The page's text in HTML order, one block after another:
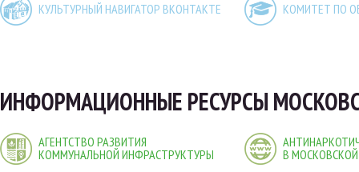
КУЛЬТУРНЫЙ НАВИГАТОР ВКОНТАКТЕ КОМИТЕТ ПО
ИНФОРМАЦИОННЫЕ РЕСУРСЫ
АГЕНТСТВО РАЗВИТИЯ
КОММУНАЛЬНОЙ ИНФРАСТРУКТУРЫ
В